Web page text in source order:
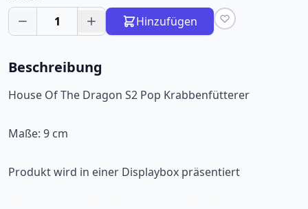
1 Hinzufügen
Beschreibung
House Of The Dragon S2 Pop Krabbenfütterer
Maße: 9 cm
Produkt wird in einer Displaybox präsentiert